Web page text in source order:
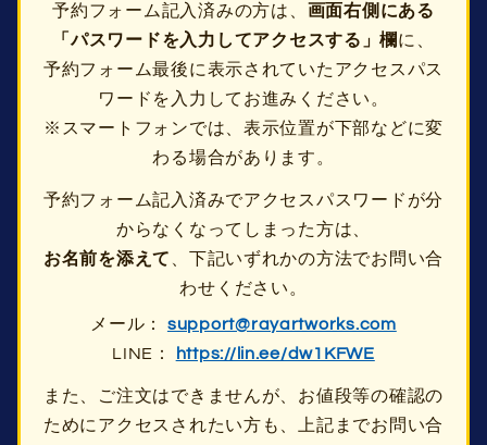
予約フォーム記入済みの方は、 画面右側にある
「パスワードを入力してアクセスする」欄に、
予約フォーム最後に表示されていたアクセスパス
ワードを入力してお進みください。
※スマートフォンでは、表示位置が下部などに変
わる場合があります。
予約フォーム記入済みでアクセスパスワードが分
からなくなってしまった方は、
お名前を添えて
、下記いずれかの方法でお問い合
わせください。
メール： support@rayartworks.com
LINE：
https://lin.ee/dw1KFWE
また、ご注文はできませんが、お値段等の確認の
ためにアクセスされたい方も、上記までお問い合